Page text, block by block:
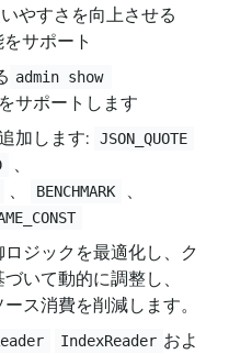
やすさを向上させる
サポート
admin show
サポートします
加します:
JSON_QUOTE
、
、 BENCHMARK 、
ジックを最適化し、ク
いて動的に調整し、
ス消費を削減します。
IndexReader およ